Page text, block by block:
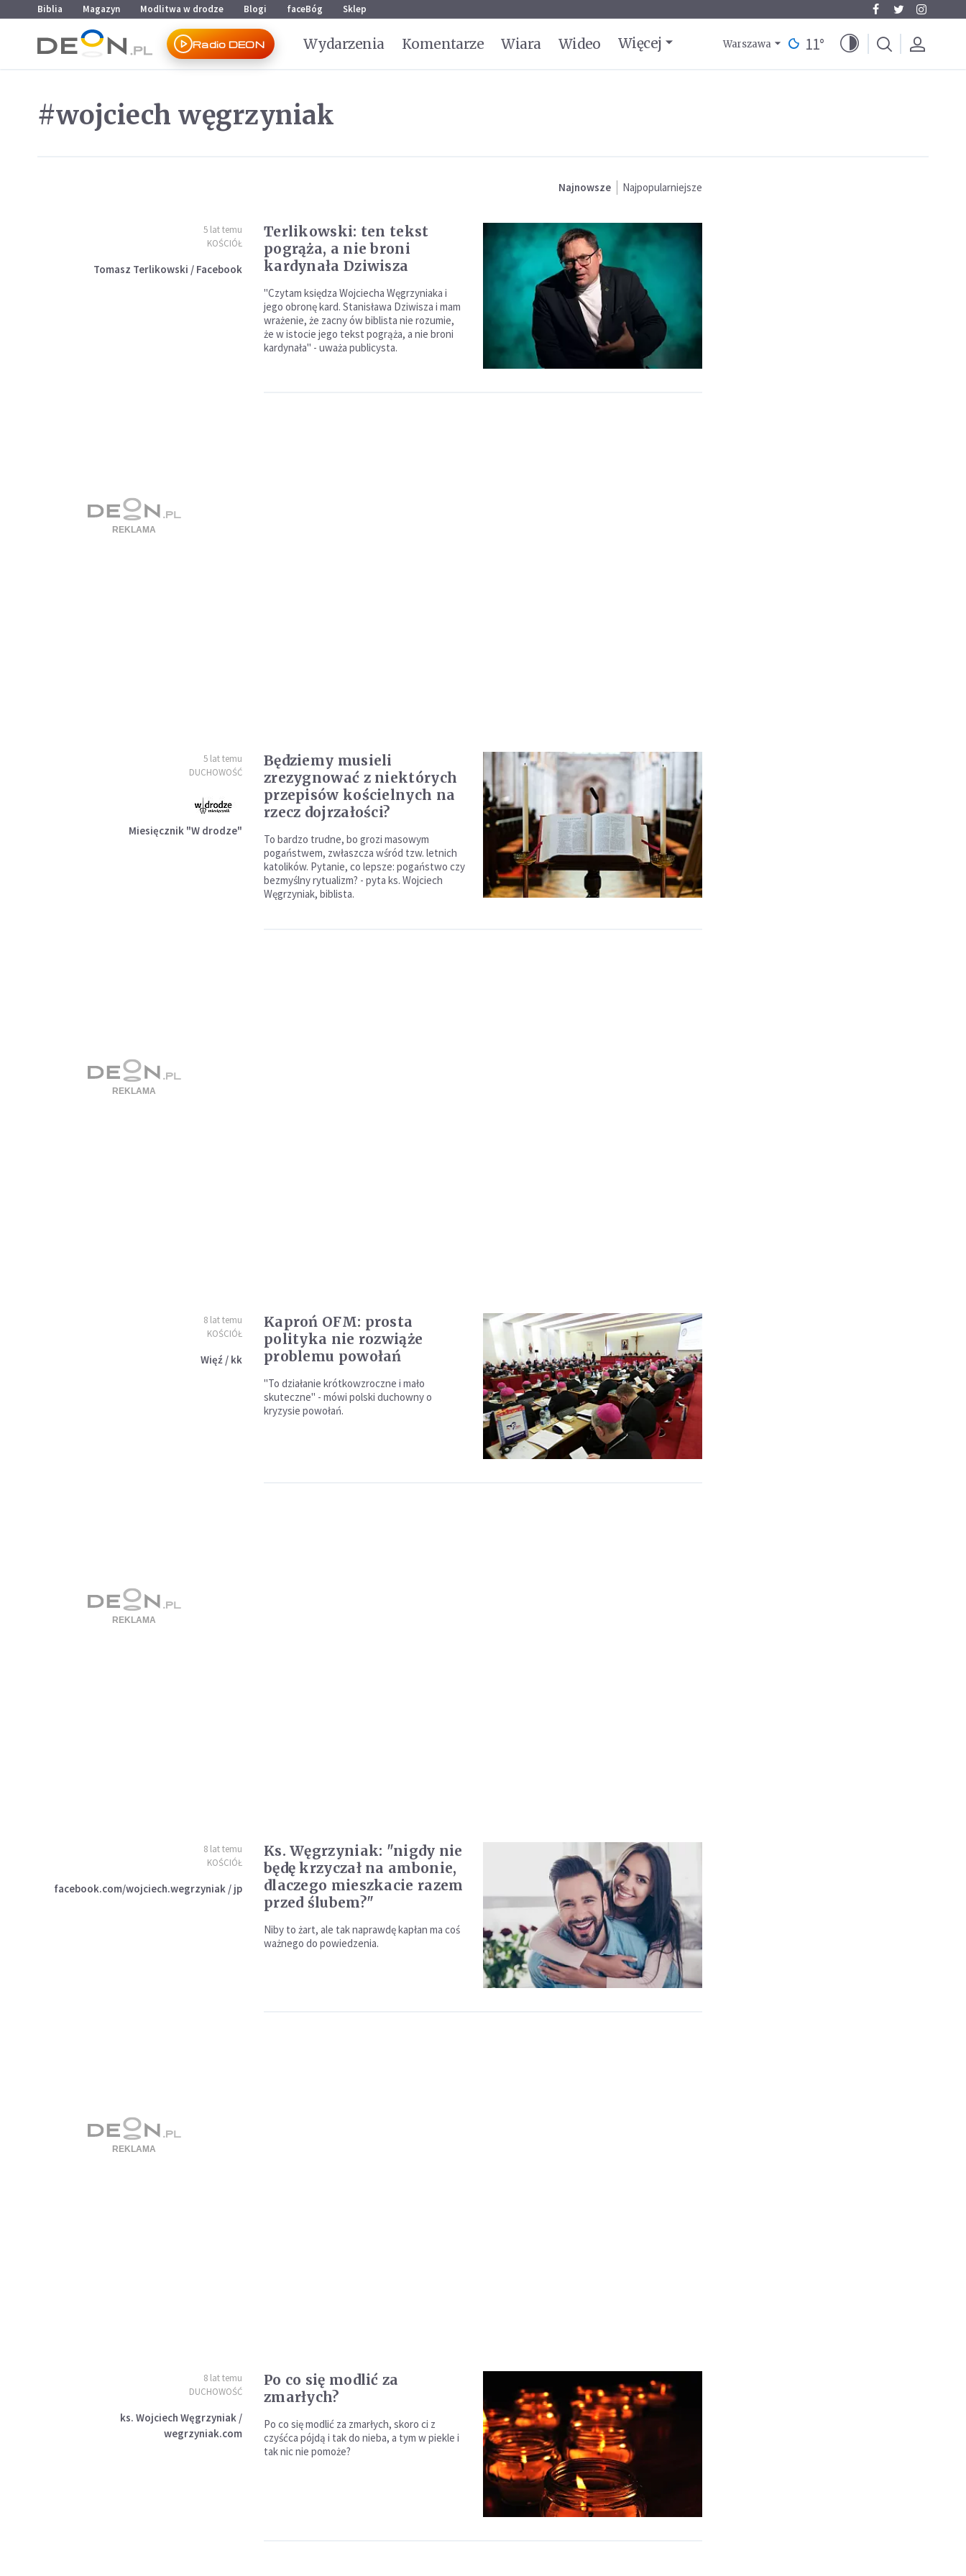
Przejdź do menu głównego
Przejdź do treści
Biblia Magazyn Modlitwa w drodze Blogi faceBóg Sklep
Radio DEON Wydarzenia Komentarze Wiara Wideo Więcej Warszawa 11°
#wojciech węgrzyniak
Najnowsze Najpopularniejsze
5 lat temu
KOŚCIÓŁ
Tomasz Terlikowski / Facebook
Terlikowski: ten tekst
pogrąża, a nie broni
kardynała Dziwisza
"Czytam księdza Wojciecha Węgrzyniaka i
jego obronę kard. Stanisława Dziwisza i mam
wrażenie, że zacny ów biblista nie rozumie,
że w istocie jego tekst pogrąża, a nie broni
kardynała" - uważa publicysta.
5 lat temu
DUCHOWOŚĆ
Miesięcznik "W drodze"
Będziemy musieli
zrezygnować z niektórych
przepisów kościelnych na
rzecz dojrzałości?
To bardzo trudne, bo grozi masowym
pogaństwem, zwłaszcza wśród tzw. letnich
katolików. Pytanie, co lepsze: pogaństwo czy
bezmyślny rytualizm? - pyta ks. Wojciech
Węgrzyniak, biblista.
8 lat temu
KOŚCIÓŁ
Więź / kk
Kaproń OFM: prosta
polityka nie rozwiąże
problemu powołań
"To działanie krótkowzroczne i mało
skuteczne" - mówi polski duchowny o
kryzysie powołań.
8 lat temu
KOŚCIÓŁ
facebook.com/wojciech.wegrzyniak / jp
Ks. Węgrzyniak: "nigdy nie
będę krzyczał na ambonie,
dlaczego mieszkacie razem
przed ślubem?"
Niby to żart, ale tak naprawdę kapłan ma coś
ważnego do powiedzenia.
8 lat temu
DUCHOWOŚĆ
ks. Wojciech Węgrzyniak /
wegrzyniak.com
Po co się modlić za
zmarłych?
Po co się modlić za zmarłych, skoro ci z
czyśćca pójdą i tak do nieba, a tym w piekle i
tak nic nie pomoże?